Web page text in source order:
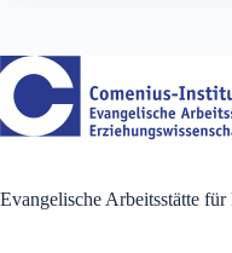
Evangelische Arbeitsstätte